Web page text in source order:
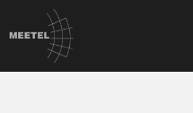
naar